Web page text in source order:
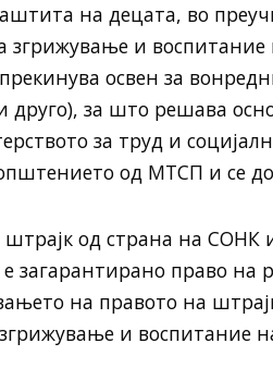
на децата, во
згрижување и
освен за
за што решава
за труд и
од МТСП и се
штрајк од страна на
загарантирано право на
на правото на
и воспитание